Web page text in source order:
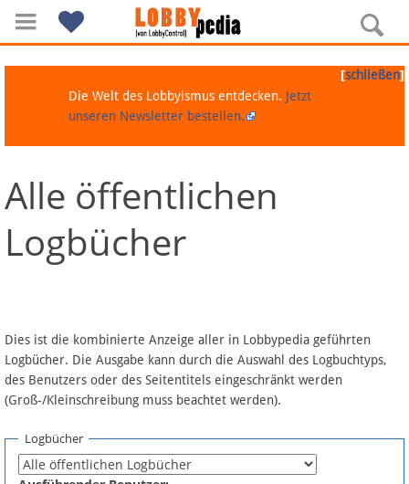
Navigation
Über Lobbypedia
Artikel nach Kategorien
FAQ
Fördermitglied werden
[schließen]
Die Welt des Lobbyismus entdecken. Jetzt
unseren Newsletter bestellen.
Alle öffentlichen
Logbücher
Dies ist die kombinierte Anzeige aller in Lobbypedia geführten
Logbücher. Die Ausgabe kann durch die Auswahl des Logbuchtyps,
des Benutzers oder des Seitentitels eingeschränkt werden
(Groß-/Kleinschreibung muss beachtet werden).
Logbücher